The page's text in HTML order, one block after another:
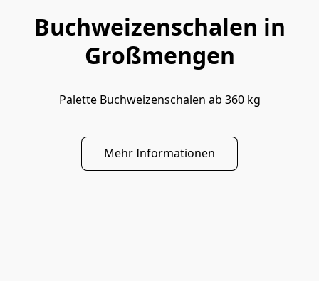
Buchweizenschalen in
Großmengen
Palette Buchweizenschalen ab 360 kg
Mehr Informationen